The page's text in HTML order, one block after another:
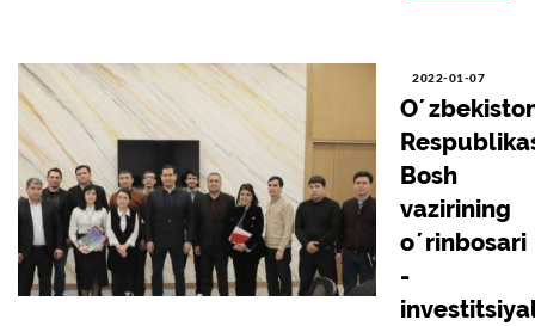
2022-01-07
Bosh
vazirining
oʼrinbosari
-